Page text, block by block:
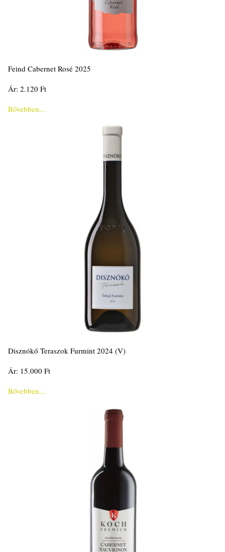
Feind Cabernet Rosé 2025
Ár: 2.120 Ft
Bővebben...
Disznókő Teraszok Furmint 2024 (V)
Ár: 15.000 Ft
Bővebben...